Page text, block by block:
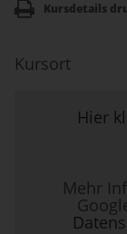
Kursdetails
Kursort
Hier
Mehr